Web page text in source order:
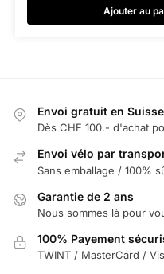
Ajouter au
Envoi gratuit en Suisse
Dès CHF 100.- d'achat
Envoi vélo par
Sans emballage / 100%
Garantie de 2 ans
Nous sommes là pour
100% Payement
TWINT / MasterCard /